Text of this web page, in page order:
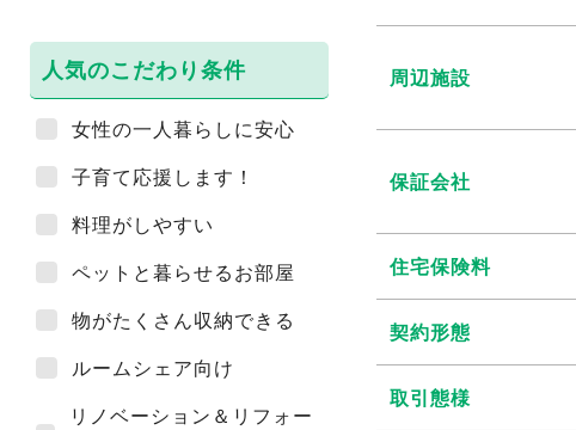
人気のこだわり条件
女性の一人暮らしに安心
子育て応援します！
料理がしやすい
ペットと暮らせるお部屋
物がたくさん収納できる
ルームシェア向け
リノベーション＆リフォー
周辺施設
保証会社
住宅保険料
契約形態
取引態様